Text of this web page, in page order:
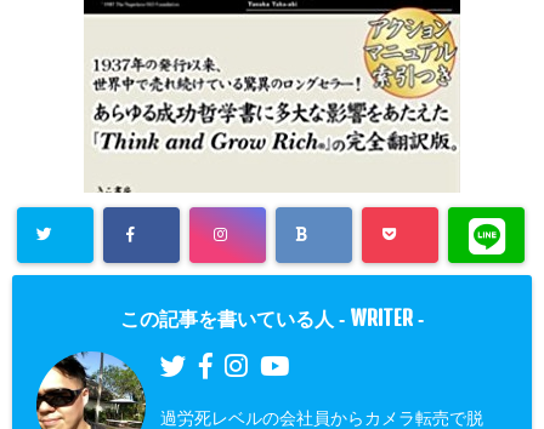
この記事を書いている人 - WRITER -
過労死レベルの会社員からカメラ転売で脱